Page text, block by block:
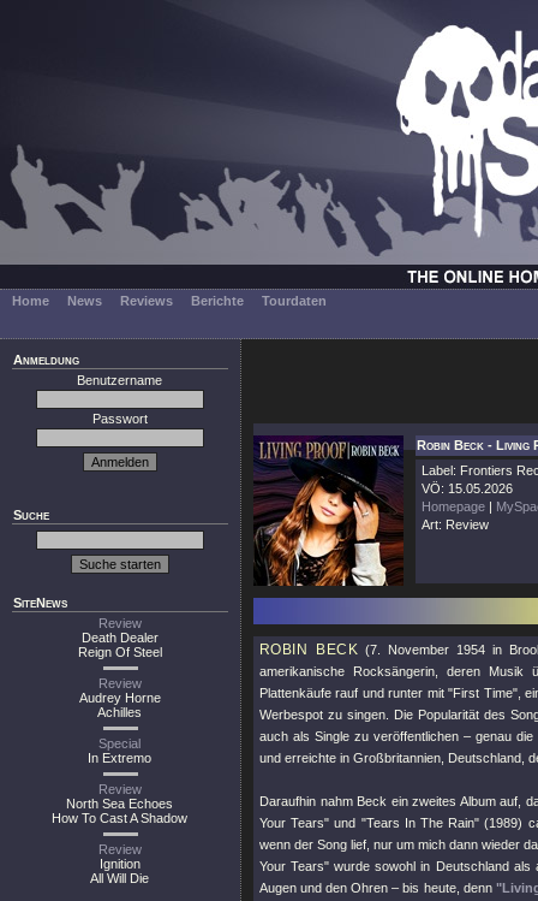
Home News Reviews Berichte Tourdaten
Anmeldung
Benutzername
Passwort
Suche
SiteNews
Review
Death Dealer
Reign Of Steel
Review
Audrey Horne
Achilles
Special
In Extremo
Review
North Sea Echoes
How To Cast A Shadow
Review
Ignition
All Will Die
Robin Beck - Living
Label: Frontiers
VÖ: 15.05.2026
Homepage |
Art: Review
ROBIN BECK (7. November 1954 in
amerikanische Rocksängerin, deren Musik
Plattenkäufe rauf und runter mit"First Time",
Werbespot zu singen. Die Popularität des
auch als Single zu veröffentlichen – genau
und erreichte in Großbritannien, Deutschland,
Daraufhin nahm Beck ein zweites Album auf,
Your Tears" und "Tears In The Rain" (1989)
wenn der Song lief, nur um mich dann wieder
Your Tears" wurde sowohl in Deutschland
Augen und den Ohren – bis heute, denn